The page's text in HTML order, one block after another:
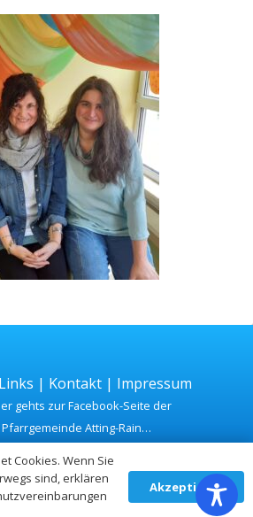
Links | Kontakt| Impressum
gehts zur Facebook-Seite der
Pfarrgemeinde Atting-Rain…
am 26. Juli 2026
Cookies. Wenn Sie
sind, erklären
Akzeptieren